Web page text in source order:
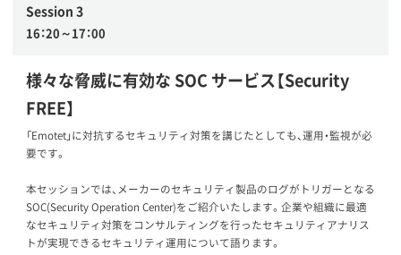
Session 3
16：20～17：00
様々な脅威に有効な SOC サービス【Security
FREE】
「Emotet」に対抗するセキュリティ対策を講じたとしても、運用・監視が必
要です。
本セッションでは、メーカーのセキュリティ製品のログがトリガーとなる
SOC(Security Operation Center)をご紹介いたします。企業や組織に最適
なセキュリティ対策をコンサルティングを行ったセキュリティアナリス
トが実現できるセキュリティ運用について語ります。